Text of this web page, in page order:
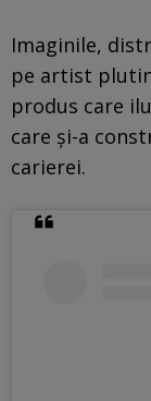
Imaginile,
pe artist
produs care
care și-a
carierei.